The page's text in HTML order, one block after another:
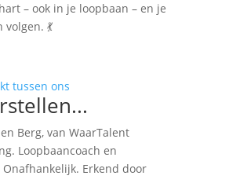
– ook in je loopbaan – en je
💃
tussen ons
Berg, van WaarTalent
Loopbaancoach en
Erkend door